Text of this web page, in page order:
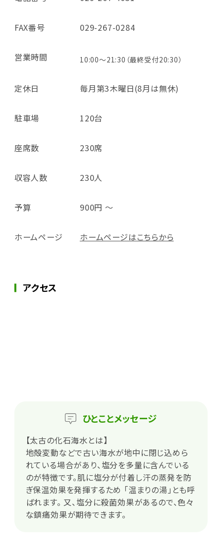
FAX番号 029-267-0284
営業時間 10:00～21:30（最終受付20:30）
定休日 毎月第3木曜日(8月は無休)
駐車場 120台
座席数 230席
収容人数 230人
予算 900円 ～
ホームページ ホームページはこちらから
アクセス
ひとことメッセージ
【太古の化石海水とは】
地殻変動などで古い海水が地中に閉じ込めら
れている場合があり、塩分を多量に含んでいる
のが特徴です。肌に塩分が付着し汗の蒸発を防
ぎ保温効果を発揮するため 「温まりの湯」とも呼
ばれます。 又、塩分に殺菌効果があるので、色々
な鎮痛効果が期待できます。